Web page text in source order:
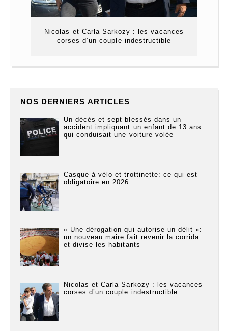
Nicolas et Carla Sarkozy : les vacances
corses d’un couple indestructible
NOS DERNIERS ARTICLES
Un décès et sept blessés dans un
accident impliquant un enfant de 13 ans
qui conduisait une voiture volée
Casque à vélo et trottinette: ce qui est
obligatoire en 2026
« Une dérogation qui autorise un délit »:
un nouveau maire fait revenir la corrida
et divise les habitants
Nicolas et Carla Sarkozy : les vacances
corses d’un couple indestructible